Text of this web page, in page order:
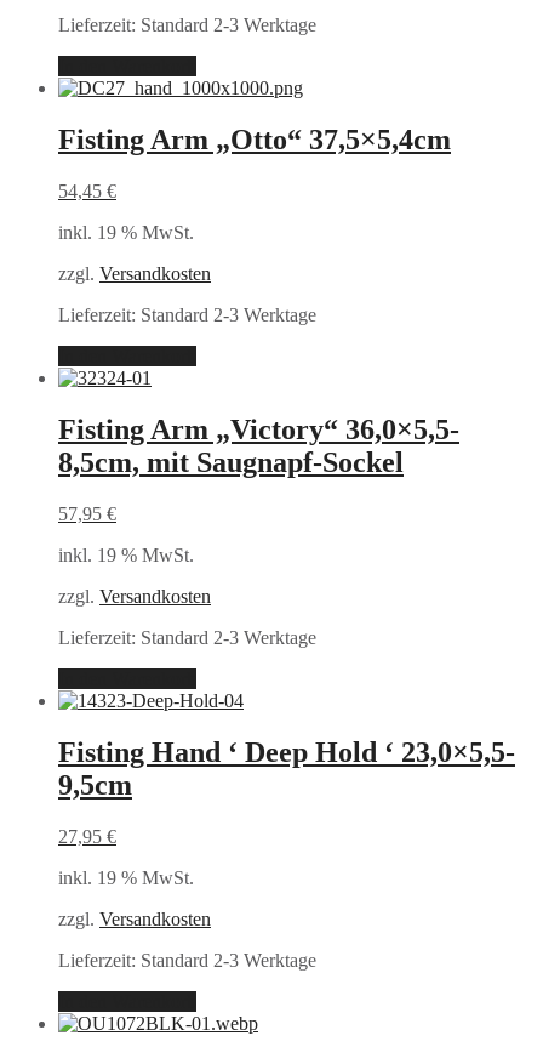
Lieferzeit: Standard 2-3 Werktage
Fisting Arm „Otto“ 37,5×5,4cm
54,45 €
inkl. 19 % MwSt.
zzgl. Versandkosten
Lieferzeit: Standard 2-3 Werktage
Fisting Arm „Victory“ 36,0×5,5-
8,5cm, mit Saugnapf-Sockel
57,95 €
inkl. 19 % MwSt.
zzgl. Versandkosten
Lieferzeit: Standard 2-3 Werktage
Fisting Hand ‘ Deep Hold ‘ 23,0×5,5-
9,5cm
27,95 €
inkl. 19 % MwSt.
zzgl. Versandkosten
Lieferzeit: Standard 2-3 Werktage